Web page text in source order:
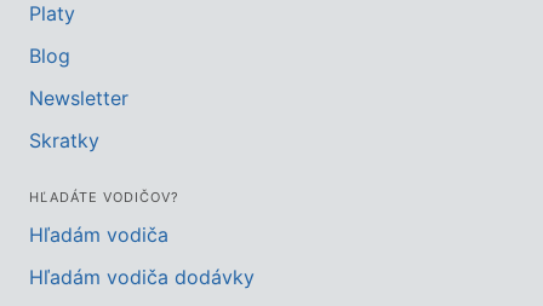
Platy
Blog
Newsletter
Skratky
HĽADÁTE VODIČOV?
Hľadám vodiča
Hľadám vodiča dodávky